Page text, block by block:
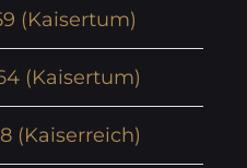
(Kaisertum)
(Kaisertum)
(Kaiserreich)